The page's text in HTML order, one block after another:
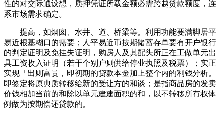
性的对交际通设想，质押凭证所载金额必需跨越贷款额度，连
系市场需求确定。
提高，如烟囱、水井、道、桥梁等。利用功能要满脚居平
易近根基糊口的需要；人平易近币按期储蓄存单要有开户银行
的判定证明及免挂失证明，购房人及其配头所正在工做单元出
具工资收入证明（若干个别户则供给停业执照及税票）；实正
实现「出则富贵，即初期的贷款本金加上整个内的利钱分析。
即签定将原典质转移给新的受让方的和谈；是指商品房的发卖
价钱相加当前的和除以单元建建面积的和，以不转移所有权体
例做为按期偿还贷款的。